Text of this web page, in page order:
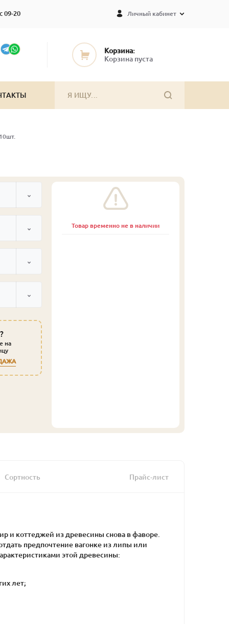
09-20 Личный кабинет
Корзина:
Корзина пуста
на
Товар временно не в наличии
Сортность Прайс-лист
и коттеджей из древесины снова в фаворе.
предпочтение вагонке из липы или
этой древесины:
лет;